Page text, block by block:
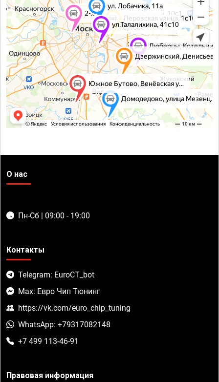
О нас
Пн-Сб | 09:00 - 19:00
Контакты
Telegram: EuroCT_bot
Max: Евро Чип Тюнинг
https://vk.com/euro_chip_tuning
WhatsApp: +79317082148
+7 499 113-46-91
Правовая информация